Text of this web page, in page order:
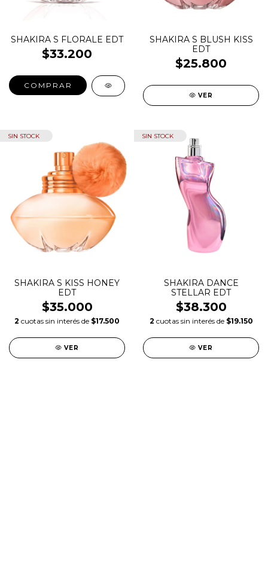
SHAKIRA S FLORALE EDT
$33.200
COMPRAR
SHAKIRA S BLUSH KISS
EDT
$25.800
VER
SIN STOCK
SHAKIRA S KISS HONEY
EDT
$35.000
2 cuotas sin interés de $17.500
VER
SIN STOCK
SHAKIRA DANCE
STELLAR EDT
$38.300
2 cuotas sin interés de $19.150
VER